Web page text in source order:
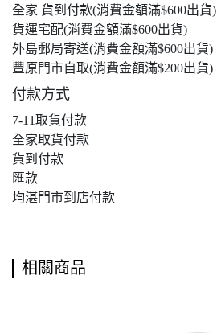
全家 貨到付款(消費金額滿$600出貨)
貨運宅配(消費金額滿$600出貨)
外島郵局寄送(消費金額滿$600出貨)
豐原門市自取(消費金額滿$200出貨)
付款方式
7-11取貨付款
全家取貨付款
貨到付款
匯款
均湛門市到店付款
相關商品